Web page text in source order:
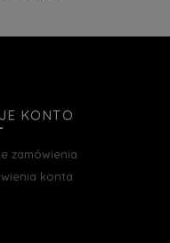
KONTO
zamówienia
konta